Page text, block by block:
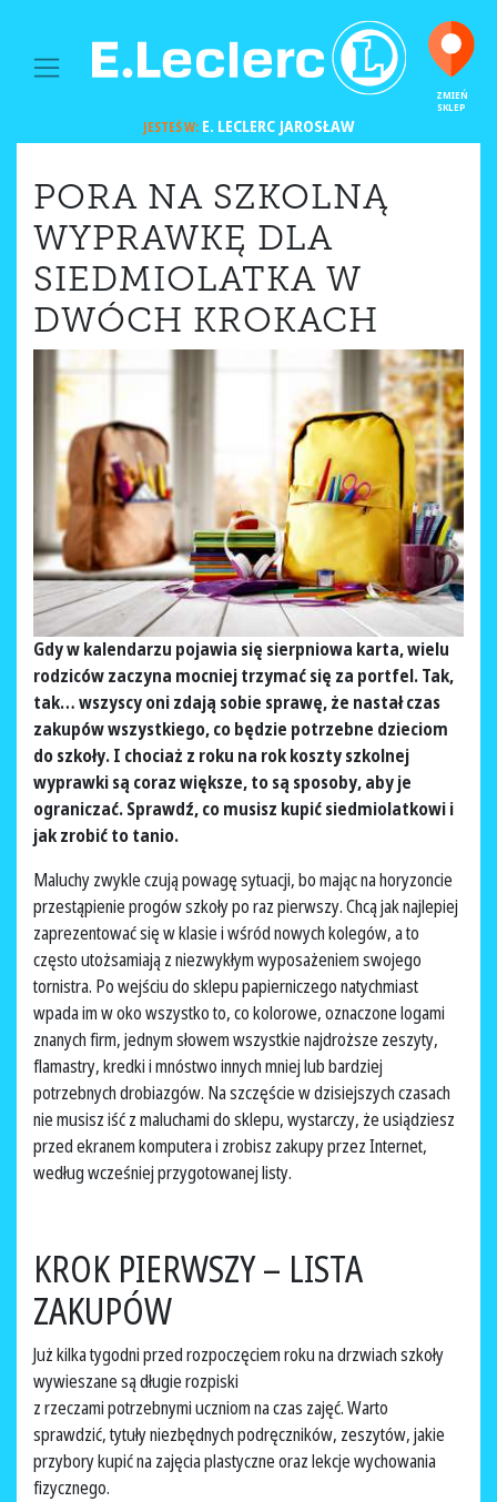
MAIN NAVIGATION
ZMIEŃ
SKLEP
JESTEŚ W:E. LECLERC JAROSŁAW
PORA NA SZKOLNĄ
WYPRAWKĘ DLA
SIEDMIOLATKA W
DWÓCH KROKACH
Gdy w kalendarzu pojawia się sierpniowa karta, wielu
rodziców zaczyna mocniej trzymać się za portfel. Tak,
tak… wszyscy oni zdają sobie sprawę, że nastał czas
zakupów wszystkiego, co będzie potrzebne dzieciom
do szkoły. I chociaż z roku na rok koszty szkolnej
wyprawki są coraz większe, to są sposoby, aby je
ograniczać. Sprawdź, co musisz kupić siedmiolatkowi i
jak zrobić to tanio.
Maluchy zwykle czują powagę sytuacji, bo mając na horyzoncie
przestąpienie progów szkoły po raz pierwszy. Chcą jak najlepiej
zaprezentować się w klasie i wśród nowych kolegów, a to
często utożsamiają z niezwykłym wyposażeniem swojego
tornistra. Po wejściu do sklepu papierniczego natychmiast
wpada im w oko wszystko to, co kolorowe, oznaczone logami
znanych firm, jednym słowem wszystkie najdroższe zeszyty,
flamastry, kredki i mnóstwo innych mniej lub bardziej
potrzebnych drobiazgów. Na szczęście w dzisiejszych czasach
nie musisz iść z maluchami do sklepu, wystarczy, że usiądziesz
przed ekranem komputera i zrobisz zakupy przez Internet,
według wcześniej przygotowanej listy.
KROK PIERWSZY – LISTA
ZAKUPÓW
Już kilka tygodni przed rozpoczęciem roku na drzwiach szkoły
wywieszane są długie rozpiski
z rzeczami potrzebnymi uczniom na czas zajęć. Warto
sprawdzić, tytuły niezbędnych podręczników, zeszytów, jakie
przybory kupić na zajęcia plastyczne oraz lekcje wychowania
fizycznego.